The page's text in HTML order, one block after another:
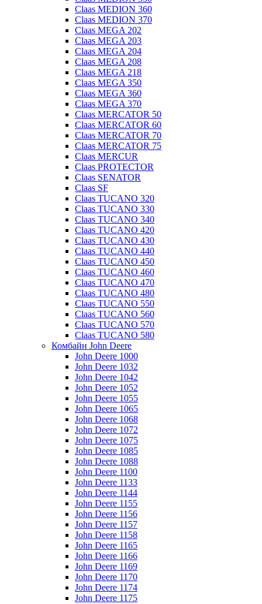
Claas MEDION 360
Claas MEDION 370
Claas MEGA 202
Claas MEGA 203
Claas MEGA 204
Claas MEGA 208
Claas MEGA 218
Claas MEGA 350
Claas MEGA 360
Claas MEGA 370
Claas MERCATOR 50
Claas MERCATOR 60
Claas MERCATOR 70
Claas MERCATOR 75
Claas MERCUR
Claas PROTECTOR
Claas SENATOR
Claas SF
Claas TUCANO 320
Claas TUCANO 330
Claas TUCANO 340
Claas TUCANO 420
Claas TUCANO 430
Claas TUCANO 440
Claas TUCANO 450
Claas TUCANO 460
Claas TUCANO 470
Claas TUCANO 480
Claas TUCANO 550
Claas TUCANO 560
Claas TUCANO 570
Claas TUCANO 580
Комбайн John Deere
John Deere 1000
John Deere 1032
John Deere 1042
John Deere 1052
John Deere 1055
John Deere 1065
John Deere 1068
John Deere 1072
John Deere 1075
John Deere 1085
John Deere 1088
John Deere 1100
John Deere 1133
John Deere 1144
John Deere 1155
John Deere 1156
John Deere 1157
John Deere 1158
John Deere 1165
John Deere 1166
John Deere 1169
John Deere 1170
John Deere 1174
John Deere 1175